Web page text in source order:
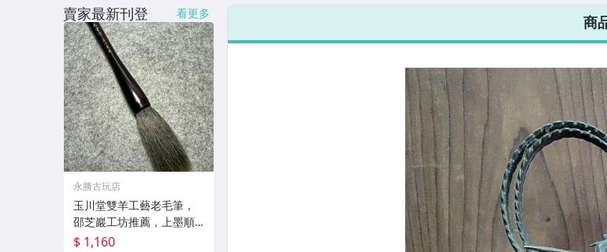
商
賣家最新刊登 看更多
永勝古玩店
玉川堂雙羊工藝老毛筆，
邵芝巖工坊推薦，上墨順
滑古墨專用 老墨 冬青 老筆
$ 1,160